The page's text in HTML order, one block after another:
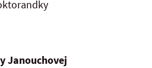
Janouchovej